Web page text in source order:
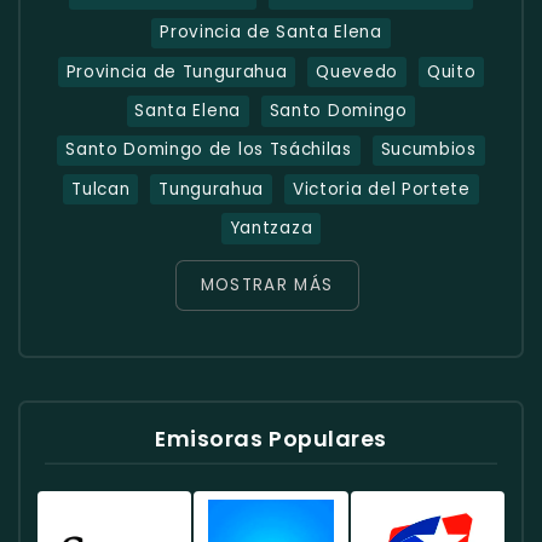
Provincia de Santa Elena
Provincia de Tungurahua
Quevedo
Quito
Santa Elena
Santo Domingo
Santo Domingo de los Tsáchilas
Sucumbios
Tulcan
Tungurahua
Victoria del Portete
Yantzaza
MOSTRAR MÁS
Emisoras Populares